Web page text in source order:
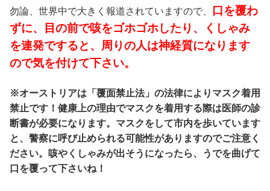
勿論、世界中で大きく報道されていますので、
口を覆わ
ずに、目の前で咳をゴホゴホしたり、くしゃみ
を連発ですると、周りの人は神経質になります
ので気を付けて下さい。
※オーストリアは「覆面禁止法」の法律によりマスク着用
禁止です！健康上の理由でマスクを着用する際は医師の診
断書が必要になります。マスクをして市内を歩いています
と、警察に呼び止められる可能性がありますのでご注意く
ださい。咳やくしゃみが出そうになったら、うでを曲げて
口を覆って下さいね！